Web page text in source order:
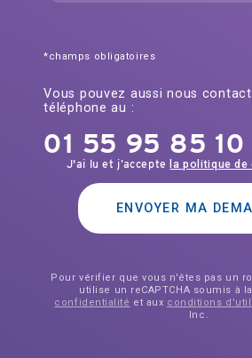
*champs obligatoires
Vous pouvez aussi nous
téléphone au :
01 55 95 85 10
J'ai lu et j’accepte la politique
ENVOYER MA
Pour vérifier que vous n'êtes pas un
utilise un reCAPTCHA soumis à la
confidentialité et aux conditions
Inc.